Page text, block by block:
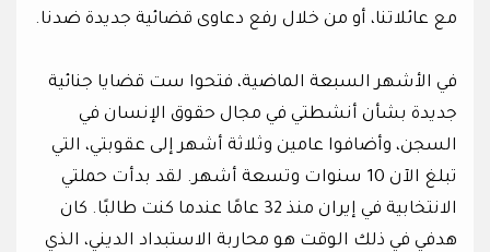
مع عائلاتنا، أو من خلال رفع دعاوى قضائية جديدة ضدنا.
في الأشهر السبعة الماضية، فتحوا ست قضايا جنائية
جديدة بشأن أنشطتي في مجال حقوق الإنسان في
السجن، وأضافوا عامين وثلاثة أشهر إلى عقوبتي، التي
تبلغ الآن 10 سنوات وتسعة أشهر. لقد بدأت حملتي
الانتخابية في إيران منذ 32 عامًا عندما كنت طالبًا. كان
هدفي في ذلك الوقت هو محاربة الاستبداد الديني، الذي